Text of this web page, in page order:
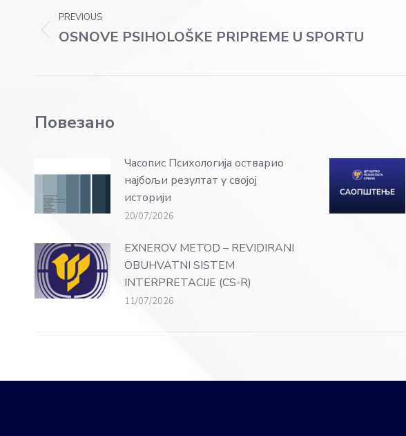
navigation
PREVIOUS
Previous
OSNOVE PSIHOLOŠKE PRIPREME U SPORTU
Повезано
Часопис Психологија остварио
најбољи резултат у својој
историји
20/07/2026
EXNEROV METOD – REVIDIRANI
OBUHVATNI SISTEM
INTERPRETACIJE (CS-R)
11/07/2026